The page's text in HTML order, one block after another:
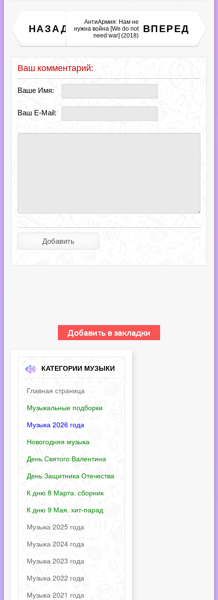
НАЗАД
Пацаны - Ваще Ребята!
/vol.50/ (2018)
ВПЕРЕД
АнтиАрмия: Нам не
нужна война [We do not
need war] (2018)
Ваш комментарий:
Ваше Имя:
Ваш E-Mail:
КАТЕГОРИИ МУЗЫКИ
Главная страница
Музыкальные подборки
Музыка 2026 года
Новогодняя музыка
День Святого Валентина
День Защитника Отечества
К дню 8 Марта. сборник
К дню 9 Мая. хит-парад
Музыка 2025 года
Музыка 2024 года
Музыка 2023 года
Музыка 2022 года
Музыка 2021 года